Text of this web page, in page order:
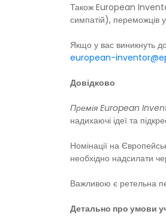
Також European
симпатій), переможців
Якщо у вас виникнуть
european-
Довідково
Премія European
надихаючі ідеї та
Номінації на
необхідно надсилати
Важливою є ретельна
Детально про умови